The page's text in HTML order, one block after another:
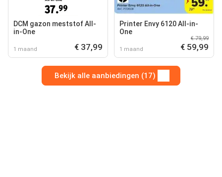
DCM gazon meststof All-
in-One
1 maand € 37,99
Printer Envy 6120 All-in-
One
1 maand
€ 79,99
€ 59,99
Bekijk alle aanbiedingen (17)